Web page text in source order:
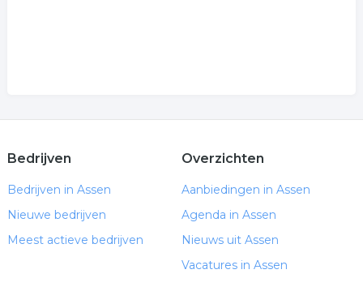
Bedrijven
Bedrijven in Assen
Nieuwe bedrijven
Meest actieve bedrijven
Overzichten
Aanbiedingen in Assen
Agenda in Assen
Nieuws uit Assen
Vacatures in Assen